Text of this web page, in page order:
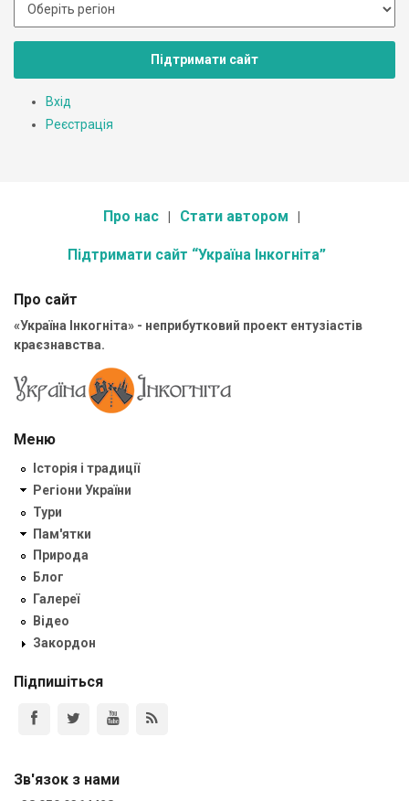
Підтримати сайт
Вхід
Реєстрація
Про нас Стати автором
Підтримати сайт “Україна Інкогніта”
Про сайт
«Україна Інкогніта» - неприбутковий проект ентузіастів
краєзнавства.
Меню
Історія і традиції
Регіони України
Тури
Пам'ятки
Природа
Блог
Галереї
Відео
Закордон
Підпишіться
Зв'язок з нами